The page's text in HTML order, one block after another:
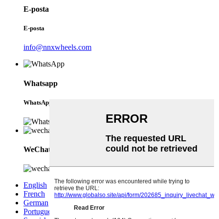
E-posta
E-posta
info@nnxwheels.com
Whatsapp
WhatsApp
WeChat
English
French
German
Portuguese